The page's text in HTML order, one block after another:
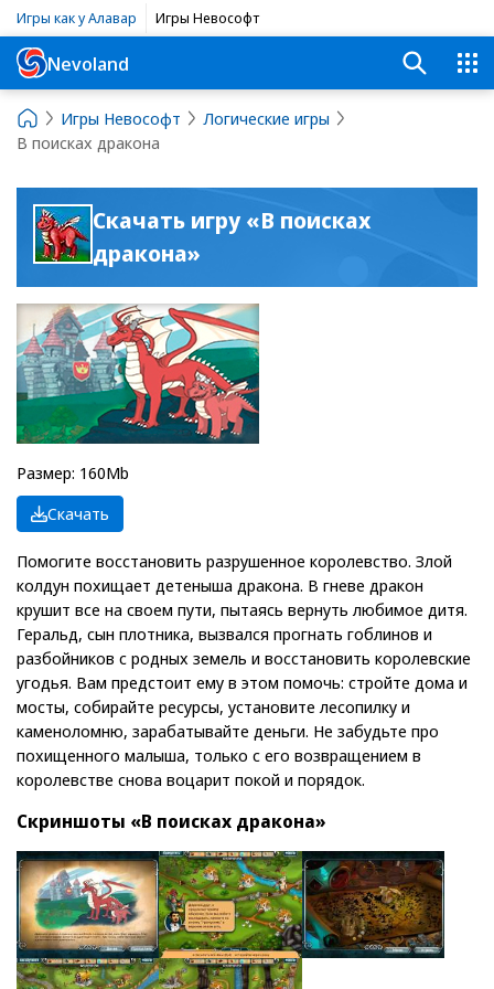
Игры как у Алавар Игры Невософт
Nevoland
Игры Невософт
Логические игры
В поисках дракона
Скачать игру «В поисках
дракона»
Размер: 160Mb
Скачать
Помогите восстановить разрушенное королевство. Злой
колдун похищает детеныша дракона. В гневе дракон
крушит все на своем пути, пытаясь вернуть любимое дитя.
Геральд, сын плотника, вызвался прогнать гоблинов и
разбойников с родных земель и восстановить королевские
угодья. Вам предстоит ему в этом помочь: стройте дома и
мосты, собирайте ресурсы, установите лесопилку и
каменоломню, зарабатывайте деньги. Не забудьте про
похищенного малыша, только с его возвращением в
королевстве снова воцарит покой и порядок.
Скриншоты «В поисках дракона»